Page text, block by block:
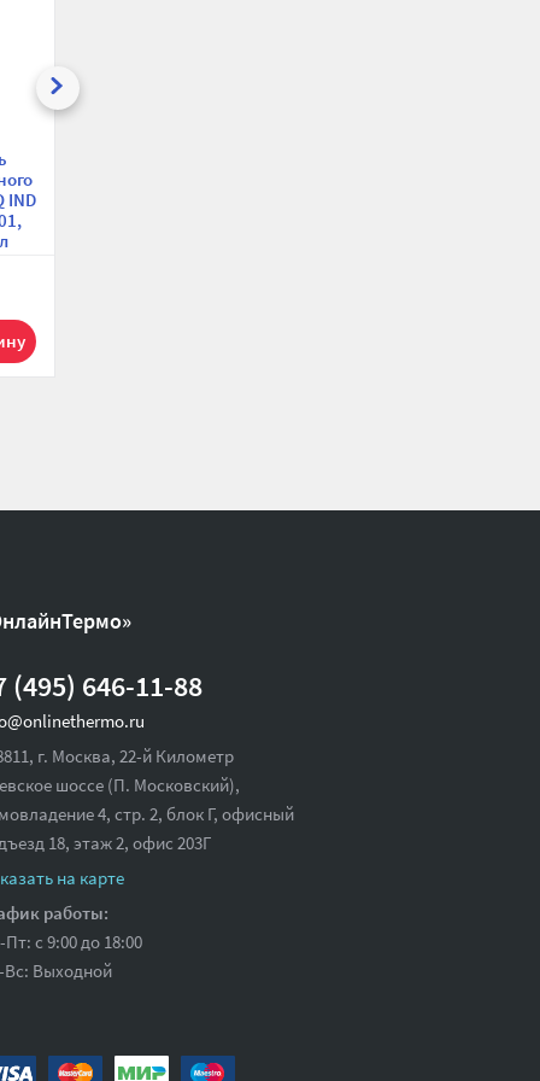
IND
(495) 646-11-88
г. Москва, 22-й Километр
шоссе (П. Московский),
4, стр. 2, блок Г, офисный
18,этаж 2, офис 203Г
на карте
работы:
с 9:00 до 18:00
Вс: Выходной